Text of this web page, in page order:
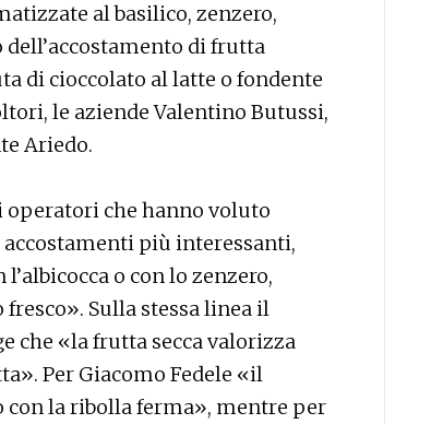
al basilico, zenzero,
di frutta
di cioccolato al latte o fondente
le aziende Valentino Butussi,
Ariedo.
che hanno voluto
più interessanti,
o con lo zenzero,
Sulla stessa linea il
che «la frutta secca valorizza
Per Giacomo Fedele «il
con la ribolla ferma», mentre per